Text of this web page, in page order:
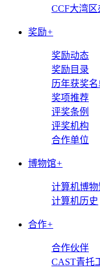
CCF大湾区
奖励+
奖励动态
奖励目录
历年获奖名
奖项推荐
评奖条例
评奖机构
合作单位
博物馆+
计算机博物
计算机历史
合作+
合作伙伴
CAST青托